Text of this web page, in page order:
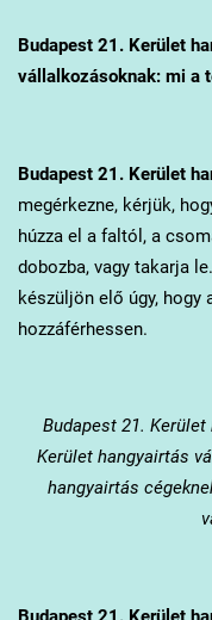
Budapest 21. Kerület
vállalkozásoknak: mi a
Budapest 21. Kerület
megérkezne, kérjük,
húzza el a faltól, a
dobozba, vagy takarja
készüljön elő úgy, hogy
hozzáférhessen.
Budapest 21. Kerület
Kerület hangyairtás
hangyairtás